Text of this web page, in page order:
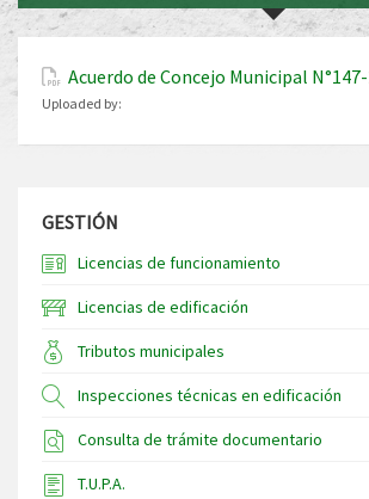
Acuerdo de Concejo Municipal
Uploaded by:
GESTIÓN
Licencias de funcionamiento
Licencias de edificación
Tributos municipales
Inspecciones técnicas en edificación
Consulta de trámite documentario
T.U.P.A.